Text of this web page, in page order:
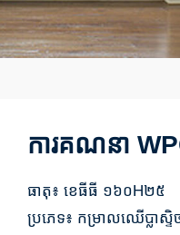
ការគណនា
ធាតុ៖ ខេធីធី ១៦០H២៥
ប្រភេទ៖ កម្រាលឈើប្លាស្